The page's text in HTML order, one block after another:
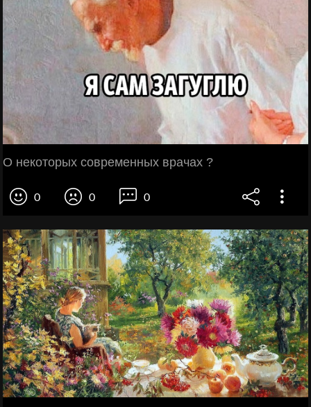
О некоторых современных врачах ?
0 0 0